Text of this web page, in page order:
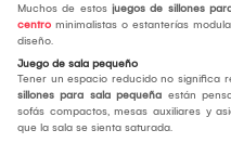
Muchos de estos juegos de sillones
centro minimalistas o estanterías
diseño.
Juego de sala pequeño
Tener un espacio reducido no significa
sillones para sala pequeña están
sofás compactos, mesas auxiliares y
que la sala se sienta saturada.